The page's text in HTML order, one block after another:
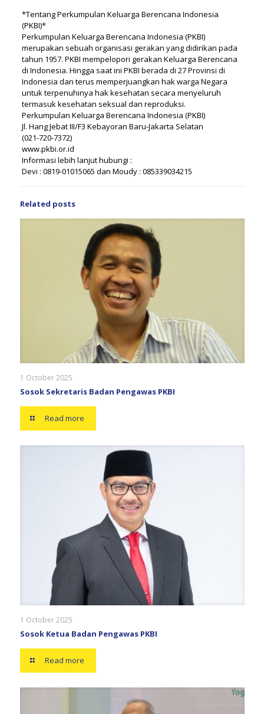
*Tentang Perkumpulan Keluarga Berencana Indonesia
(PKBI)*
Perkumpulan Keluarga Berencana Indonesia (PKBI)
merupakan sebuah organisasi gerakan yang didirikan pada
tahun 1957. PKBI mempelopori gerakan Keluarga Berencana
di Indonesia. Hingga saat ini PKBI berada di 27 Provinsi di
Indonesia dan terus memperjuangkan hak warga Negara
untuk terpenuhinya hak kesehatan secara menyeluruh
termasuk kesehatan seksual dan reproduksi.
Perkumpulan Keluarga Berencana Indonesia (PKBI)
Jl. Hang Jebat III/F3 Kebayoran Baru-Jakarta Selatan
(021-720-7372)
www.pkbi.or.id
Informasi lebih lanjut hubungi :
Devi : 0819-01015065 dan Moudy : 085339034215
Related posts
1 October 2025
Sosok Sekretaris Badan Pengawas PKBI
Read more
1 October 2025
Sosok Ketua Badan Pengawas PKBI
Read more